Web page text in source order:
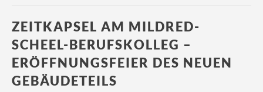
ZEITKAPSEL AM MILDRED-
SCHEEL-BERUFSKOLLEG –
ERÖFFNUNGSFEIER DES NEUEN
GEBÄUDETEILS